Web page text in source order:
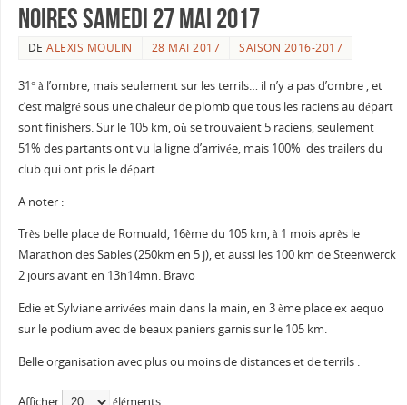
Noires samedi 27 mai 2017
DEALEXIS MOULIN 28 MAI 2017 SAISON 2016-2017
31° à l’ombre, mais seulement sur les terrils… il n’y a pas d’ombre , et
c’est malgré sous une chaleur de plomb que tous les raciens au départ
sont finishers. Sur le 105 km, où se trouvaient 5 raciens, seulement
51% des partants ont vu la ligne d’arrivée, mais 100% des trailers du
club qui ont pris le départ.
A noter :
Très belle place de Romuald, 16ème du 105 km, à 1 mois après le
Marathon des Sables (250km en 5 j), et aussi les 100 km de Steenwerck
2 jours avant en 13h14mn. Bravo
Edie et Sylviane arrivées main dans la main, en 3 ème place ex aequo
sur le podium avec de beaux paniers garnis sur le 105 km.
Belle organisation avec plus ou moins de distances et de terrils :
Afficher éléments